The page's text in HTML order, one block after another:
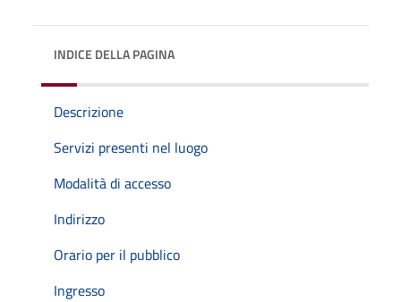
INDICE DELLA PAGINA
Descrizione
Servizi presenti nel luogo
Modalità di accesso
Indirizzo
Orario per il pubblico
Ingresso